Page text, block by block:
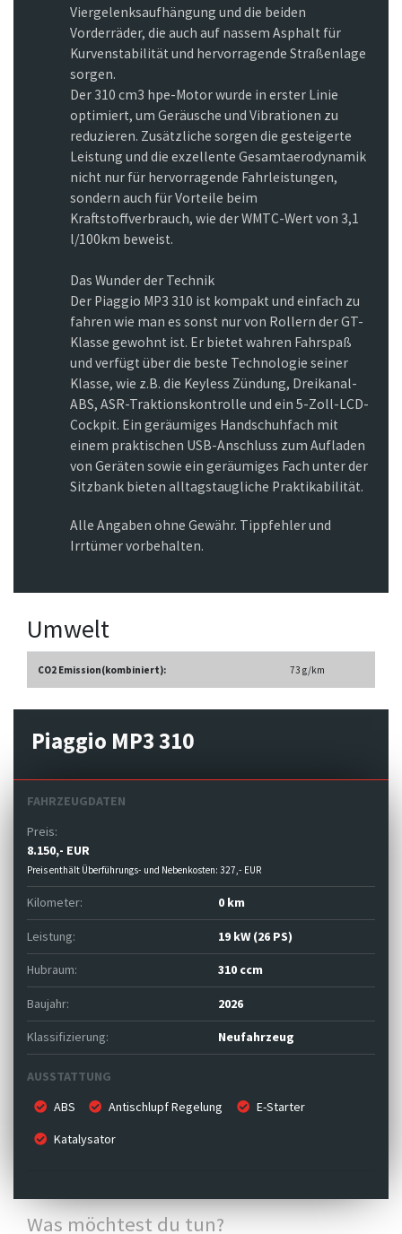
Viergelenksaufhängung und die beiden
Vorderräder, die auch auf nassem Asphalt für
Kurvenstabilität und hervorragende Straßenlage
sorgen.
Der 310 cm3 hpe-Motor wurde in erster Linie
optimiert, um Geräusche und Vibrationen zu
reduzieren. Zusätzliche sorgen die gesteigerte
Leistung und die exzellente Gesamtaerodynamik
nicht nur für hervorragende Fahrleistungen,
sondern auch für Vorteile beim
Kraftstoffverbrauch, wie der WMTC-Wert von 3,1
l/100km beweist.
Das Wunder der Technik
Der Piaggio MP3 310 ist kompakt und einfach zu
fahren wie man es sonst nur von Rollern der GT-
Klasse gewohnt ist. Er bietet wahren Fahrspaß
und verfügt über die beste Technologie seiner
Klasse, wie z.B. die Keyless Zündung, Dreikanal-
ABS, ASR-Traktionskontrolle und ein 5-Zoll-LCD-
Cockpit. Ein geräumiges Handschuhfach mit
einem praktischen USB-Anschluss zum Aufladen
von Geräten sowie ein geräumiges Fach unter der
Sitzbank bieten alltagstaugliche Praktikabilität.
Alle Angaben ohne Gewähr. Tippfehler und
Irrtümer vorbehalten.
Umwelt
CO2 Emission(kombiniert): 73 g/km
Piaggio MP3 310
FAHRZEUGDATEN
Preis:
8.150,- EUR
Preis enthält Überführungs- und Nebenkosten: 327,- EUR
Kilometer: 0 km
Leistung: 19 kW (26 PS)
Hubraum: 310 ccm
Baujahr: 2026
Klassifizierung: Neufahrzeug
AUSSTATTUNG
ABS
Antischlupf Regelung E-Starter
Katalysator
Was möchtest du tun?